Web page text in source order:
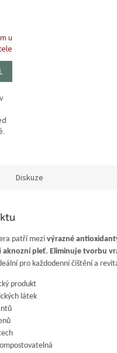
u
Diskuze
patří mezivýrazné
aknozní pleť. Eliminuje tvorbu
pro každodenní čištění a
produkt
látek